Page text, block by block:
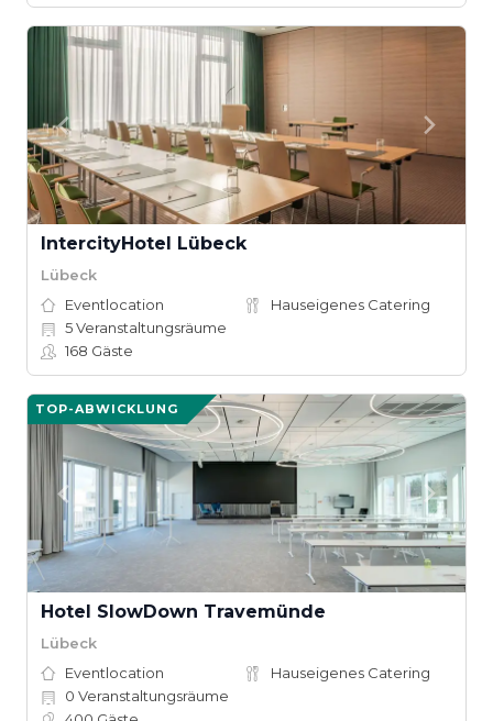
IntercityHotel Lübeck
Lübeck
Eventlocation
Hauseigenes Catering
5Veranstaltungsräume
168 Gäste
TOP-ABWICKLUNG
Hotel SlowDown Travemünde
Lübeck
Eventlocation
Hauseigenes Catering
0 Veranstaltungsräume